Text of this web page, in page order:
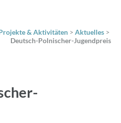
& Aktivitäten > Aktuelles >
Deutsch-Polnischer-Jugendpreis